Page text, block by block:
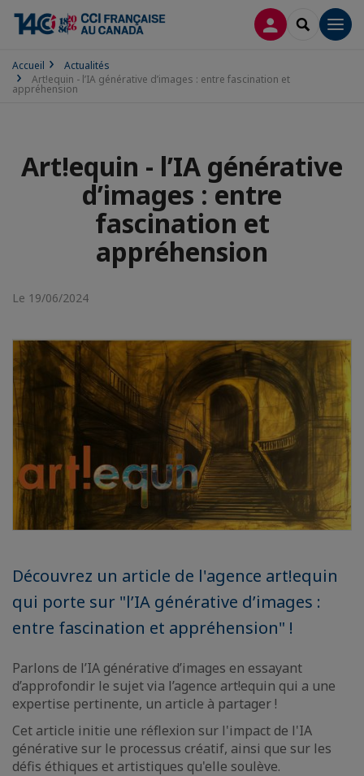
CONNEXION
Accueil
Actualités
Art!equin - l’IA générative d’images : entre fascination et
appréhension
Art!equin - l’IA générative
d’images : entre
fascination et
appréhension
Le 19/06/2024
Découvrez un article de l'agence art!equin
qui porte sur "l’IA générative d’images :
entre fascination et appréhension" !
Parlons de l’IA générative d’images en essayant
d’approfondir le sujet via l’agence art!equin qui a une
expertise pertinente, un article à partager !
Cet article initie une réflexion sur l'impact de l'IA
générative sur le processus créatif, ainsi que sur les
défis éthiques et artistiques qu'elle soulève.